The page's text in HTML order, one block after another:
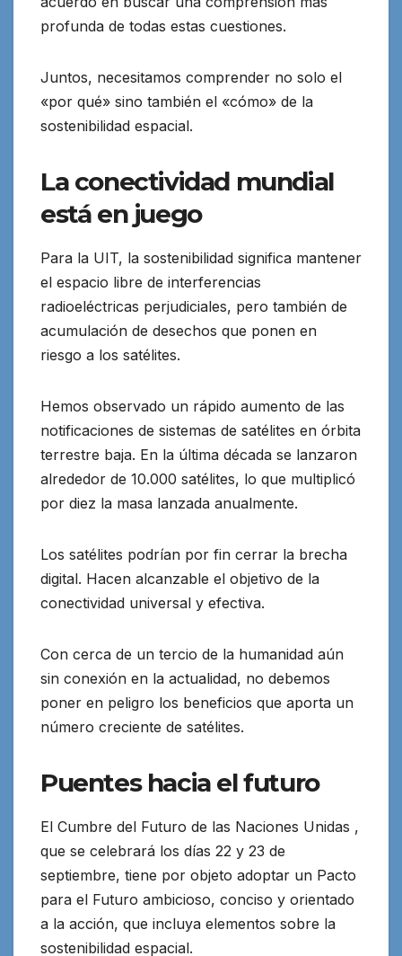
profunda de todas estas cuestiones.
Juntos, necesitamos comprender no solo el
«por qué» sino también el «cómo» de la
sostenibilidad espacial.
La conectividad mundial
está en juego
Para la UIT, la sostenibilidad significa mantener
el espacio libre de interferencias
radioeléctricas perjudiciales, pero también de
acumulación de desechos que ponen en
riesgo a los satélites.
Hemos observado un rápido aumento de las
notificaciones de sistemas de satélites en órbita
terrestre baja. En la última década se lanzaron
alrededor de 10.000 satélites, lo que multiplicó
por diez la masa lanzada anualmente.
Los satélites podrían por fin cerrar la brecha
digital. Hacen alcanzable el objetivo de la
conectividad universal y efectiva.
Con cerca de un tercio de la humanidad aún
sin conexión en la actualidad, no debemos
poner en peligro los beneficios que aporta un
número creciente de satélites.
Puentes hacia el futuro
El Cumbre del Futuro de las Naciones Unidas ,
que se celebrará los días 22 y 23 de
septiembre, tiene por objeto adoptar un Pacto
para el Futuro ambicioso, conciso y orientado
a la acción, que incluya elementos sobre la
sostenibilidad espacial.